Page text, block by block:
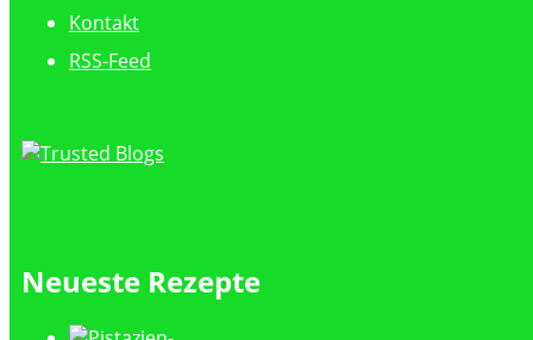
Kontakt
RSS-Feed
Neueste Rezepte